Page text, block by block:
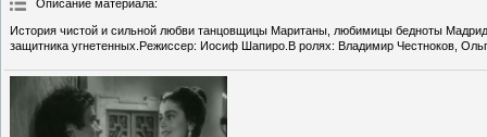
Описание материала:
История чистой и сильной любви танцовщицы Маританы, любимицы бедноты
защитника угнетенных.Режиссер: Иосиф Шапиро.В ролях: Владимир Честноков,